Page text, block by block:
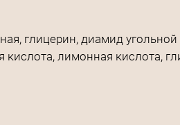
глицерин, диамид
кислота, лимонная кислота,